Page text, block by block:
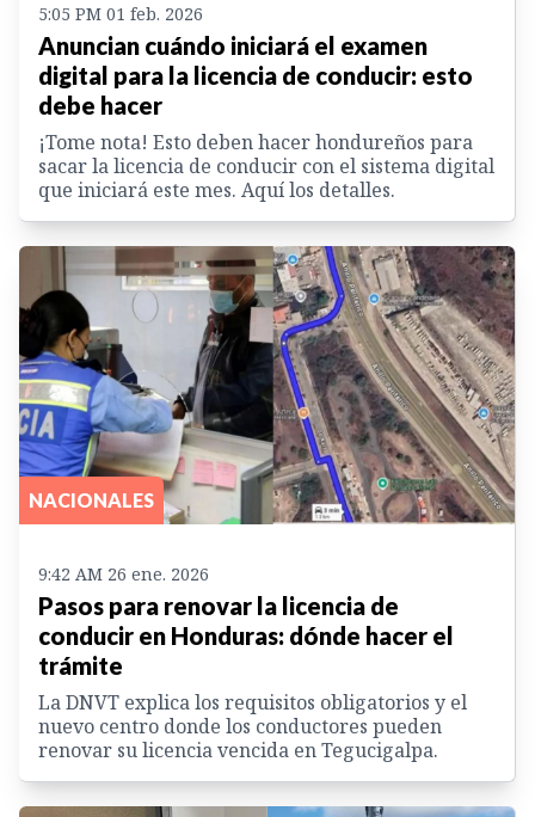
5:05 PM 01 feb. 2026
Anuncian cuándo iniciará el examen
digital para la licencia de conducir: esto
debe hacer
¡Tome nota! Esto deben hacer hondureños para
sacar la licencia de conducir con el sistema digital
que iniciará este mes. Aquí los detalles.
NACIONALES
9:42 AM 26 ene. 2026
Pasos para renovar la licencia de
conducir en Honduras: dónde hacer el
trámite
La DNVT explica los requisitos obligatorios y el
nuevo centro donde los conductores pueden
renovar su licencia vencida en Tegucigalpa.